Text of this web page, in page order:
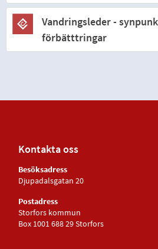
Vandringsleder -
förbätttringar
Kontakta oss
Besöksadress
Djupadalsgatan 20
Postadress
Storfors kommun
Box 1001 688 29 Storfors